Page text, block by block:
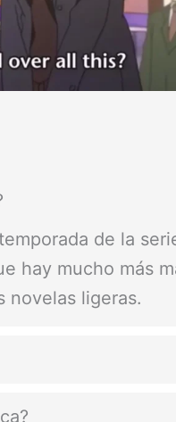
de la
hay mucho más
novelas ligeras.